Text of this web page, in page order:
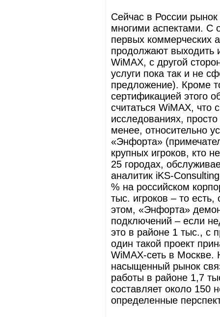
Сейчас в России
многими аспектами. С
первых коммерческих
продолжают выходить
WiMAX, с другой
услуги пока так и не
предложение). Кроме
сертификацией этого
считаться WiMAX, что
исследованиях,
менее, относительно
«Энфорта»
крупных игроков, кто
25 городах,
аналитик iKS-
% на российском
тыс. игроков – то
этом, «Энфорта»
подключений – если
это в районе 1 тыс., с
один такой проект
WiMAX-сеть в Москве.
насыщенный рынок
работы в районе 1,7
составляет около 150
определенные